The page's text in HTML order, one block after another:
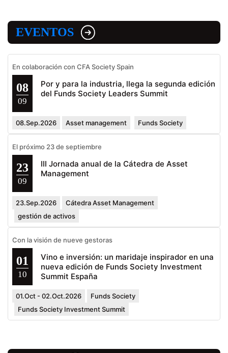
EVENTOS
En colaboración con CFA Society Spain
08
09
Por y para la industria, llega la segunda edición
del Funds Society Leaders Summit
08.Sep.2026 Asset management Funds Society
El próximo 23 de septiembre
23
09
III Jornada anual de la Cátedra de Asset
Management
23.Sep.2026
Cátedra Asset Management
gestión de activos
Con la visión de nueve gestoras
01
10
Vino e inversión: un maridaje inspirador en una
nueva edición de Funds Society Investment
Summit España
01.Oct - 02.Oct.2026
Funds Society
Funds Society Investment Summit